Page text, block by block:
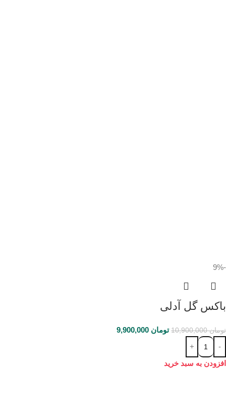
-9%
باکس گل آدلی
تومان10,900,000 تومان
افزودن به سبد خرید